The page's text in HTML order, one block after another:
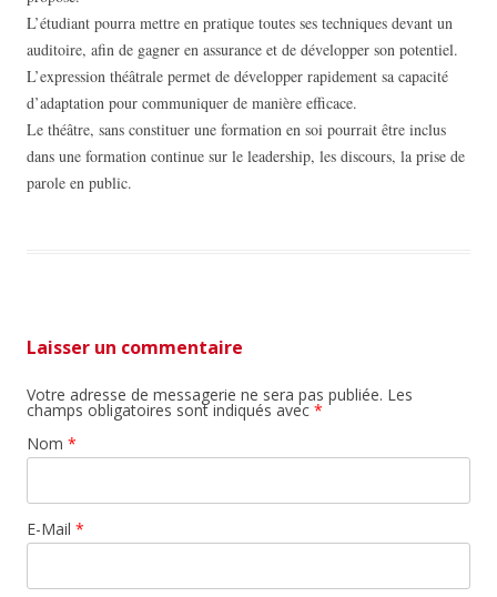
L’étudiant pourra mettre en pratique toutes ses techniques devant un
auditoire, afin de gagner en assurance et de développer son potentiel.
L’expression théâtrale permet de développer rapidement sa capacité
d’adaptation pour communiquer de manière efficace.
Le théâtre, sans constituer une formation en soi pourrait être inclus
dans une formation continue sur le leadership, les discours, la prise de
parole en public.
Laisser un commentaire
Votre adresse de messagerie ne sera pas publiée. Les
champs obligatoires sont indiqués avec *
Nom *
E-Mail *